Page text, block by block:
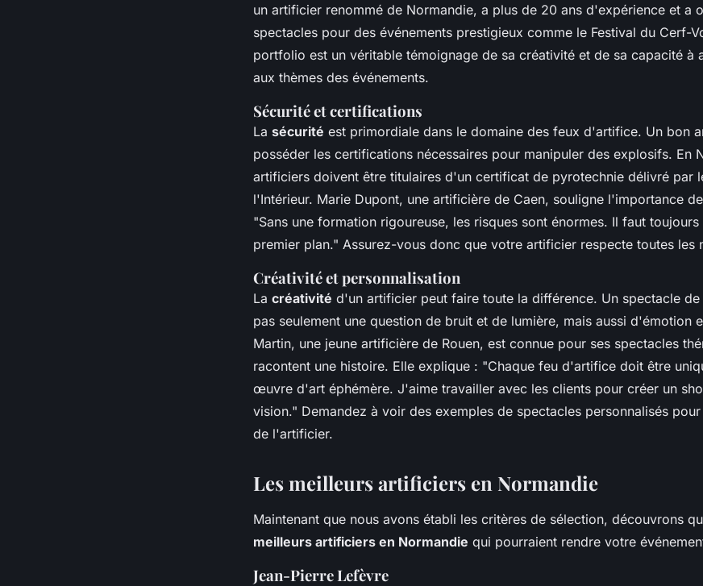
un artificier renommé de Normandie, a plus de 20 ans d'expérience et a
spectacles pour des événements prestigieux comme le Festival du Cerf-
portfolio est un véritable témoignage de sa créativité et de sa capacité à
aux thèmes des événements.
Sécurité et certifications
La sécurité est primordiale dans le domaine des feux d'artifice. Un bon
posséder les certifications nécessaires pour manipuler des explosifs. En
artificiers doivent être titulaires d'un certificat de pyrotechnie délivré par
l'Intérieur. Marie Dupont, une artificière de Caen, souligne l'importance
"Sans une formation rigoureuse, les risques sont énormes. Il faut
premier plan." Assurez-vous donc que votre artificier respecte toutes les
Créativité et personnalisation
La créativité d'un artificier peut faire toute la différence. Un spectacle
pas seulement une question de bruit et de lumière, mais aussi d'émotion
Martin, une jeune artificière de Rouen, est connue pour ses spectacles
racontent une histoire. Elle explique : "Chaque feu d'artifice doit être
œuvre d'art éphémère. J'aime travailler avec les clients pour créer un
vision." Demandez à voir des exemples de spectacles personnalisés
de l'artificier.
Les meilleurs artificiers en Normandie
Maintenant que nous avons établi les critères de sélection, découvrons
meilleurs artificiers en Normandie qui pourraient rendre votre
Jean-Pierre Lefèvre